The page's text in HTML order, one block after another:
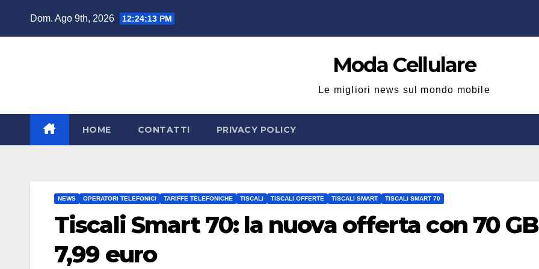
Dom. Ago 9th, 2026 12:24:15 PM
Moda Cellulare
Le migliori news sul mondo mobile
HOME CONTATTI PRIVACY POLICY
NEWS OPERATORI TELEFONICI TARIFFE TELEFONICHE TISCALI TISCALI OFFERTE TISCALI SMART TISCALI SMART 70
Tiscali Smart 70: la nuova offerta con 70
7,99 euro